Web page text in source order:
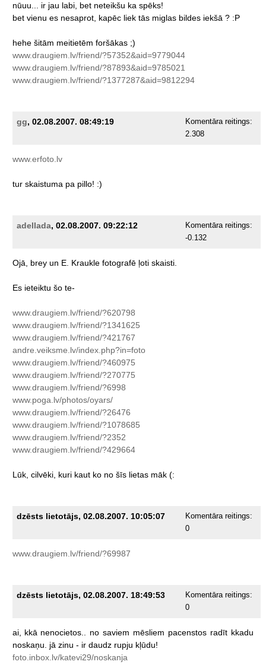
nūuu... ir jau labi, bet neteikšu ka spēks!
bet vienu es nesaprot, kapēc liek tās miglas bildes iekšā ? :P
hehe šitām meitietēm foršākas ;)
www.draugiem.lv/friend/?57352&aid=9779044
www.draugiem.lv/friend/?87893&aid=9785021
www.draugiem.lv/friend/?1377287&aid=9812294
gg, 02.08.2007. 08:49:19
Komentāra reitings:
2.308
www.erfoto.lv
tur skaistuma pa pillo! :)
adellada, 02.08.2007. 09:22:12
Komentāra reitings:
-0.132
Ojā, brey un E. Kraukle fotografē ļoti skaisti.
Es ieteiktu šo te-
www.draugiem.lv/friend/?620798
www.draugiem.lv/friend/?1341625
www.draugiem.lv/friend/?421767
andre.veiksme.lv/index.php?in=foto
www.draugiem.lv/friend/?460975
www.draugiem.lv/friend/?270775
www.draugiem.lv/friend/?6998
www.poga.lv/photos/oyars/
www.draugiem.lv/friend/?26476
www.draugiem.lv/friend/?1078685
www.draugiem.lv/friend/?2352
www.draugiem.lv/friend/?429664
Lūk, cilvēki, kuri kaut ko no šīs lietas māk (:
dzēsts lietotājs, 02.08.2007. 10:05:07
Komentāra reitings:
0
www.draugiem.lv/friend/?69987
dzēsts lietotājs, 02.08.2007. 18:49:53
Komentāra reitings:
0
ai, kkā nenocietos.. no saviem mēsliem pacenstos radīt kkadu
noskaņu.
jā zinu - ir daudz rupju kļūdu!
foto.inbox.lv/katevi29/noskanja